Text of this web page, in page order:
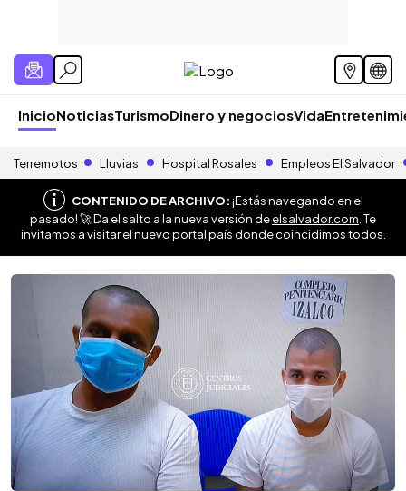
InicioNoticiasTurismoDinero y negociosVida
Terremotos Lluvias Hospital Rosales Empleos El Salvador
CONTENIDO DE ARCHIVO:¡Estás navegando en el
pasado! 🚀 Da el salto a la nueva versión deelsalvador.com . Te
invitamos a visitar el nuevo portal país donde coincidimos todos.